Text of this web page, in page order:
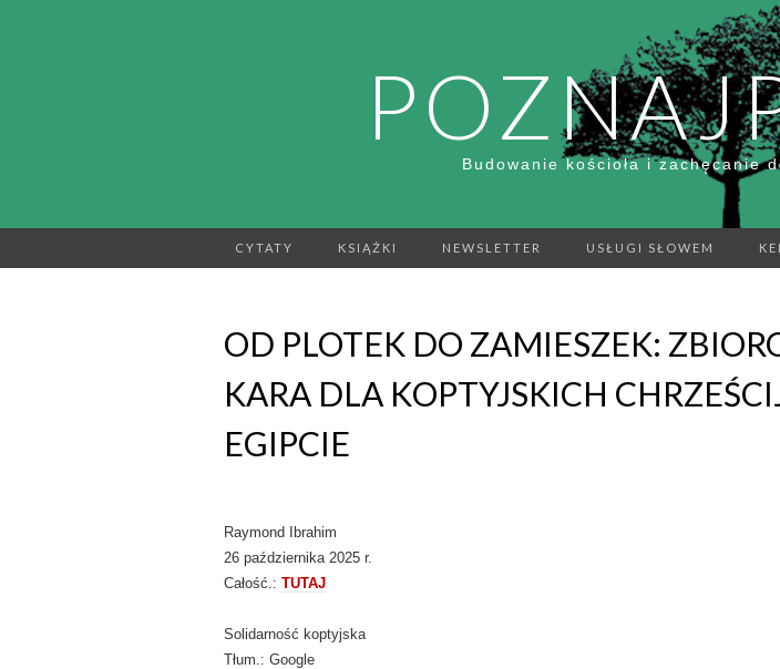
Budowanie kościoła i zachęcanie
CYTATY KSIĄŻKI NEWSLETTER USŁUGI SŁOWEM
OD PLOTEK DO ZAMIESZEK:
KARA DLA KOPTYJSKICH
EGIPCIE
Raymond Ibrahim
26 października 2025 r.
Całość.: TUTAJ
Solidarność koptyjska
Tłum.: Google